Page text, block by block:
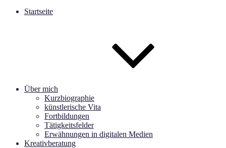
Startseite
Über mich
Kurzbiographie
künstlerische Vita
Fortbildungen
Tätigkeitsfelder
Erwähnungen in digitalen Medien
Kreativberatung